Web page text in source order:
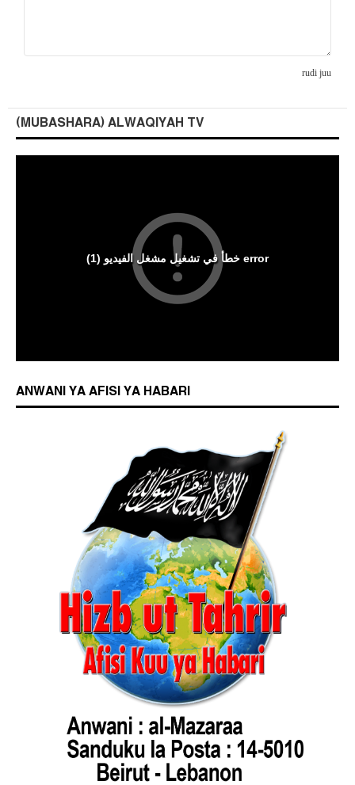
rudi juu
(MUBASHARA) ALWAQIYAH TV
ANWANI YA AFISI YA HABARI